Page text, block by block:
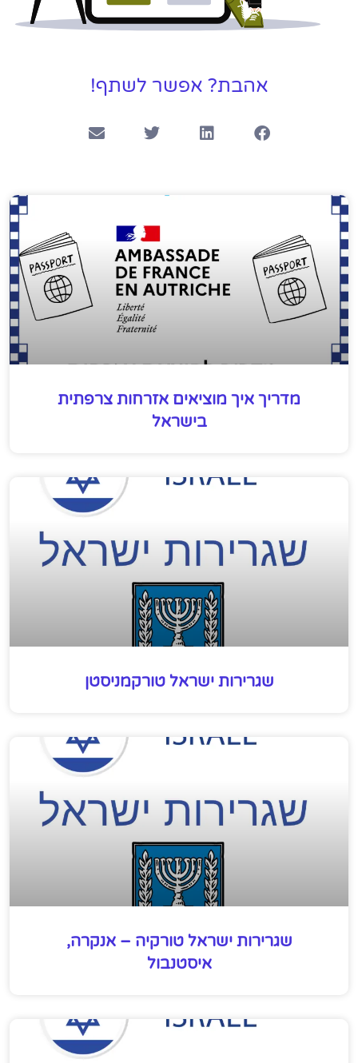
אהבת? אפשר לשתף!
מדריך איך מוציאים אזרחות צרפתית
בישראל
שגרירות ישראל טורקמניסטן
שגרירות ישראל טורקיה – אנקרה,
איסטנבול